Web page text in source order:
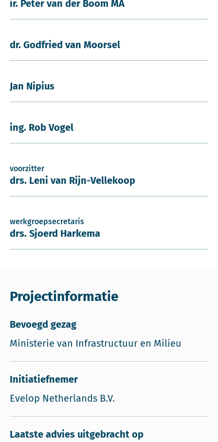
ir. Peter van der Boom MA
dr. Godfried van Moorsel
Jan Nipius
ing. Rob Vogel
voorzitter
drs. Leni van Rijn-Vellekoop
werkgroepsecretaris
drs. Sjoerd Harkema
Projectinformatie
Bevoegd gezag
Ministerie van Infrastructuur en Milieu
Initiatiefnemer
Evelop Netherlands B.V.
Laatste advies uitgebracht op